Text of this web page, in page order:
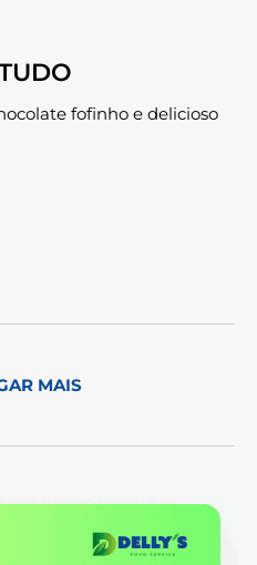
fofinho e delicioso
MAIS